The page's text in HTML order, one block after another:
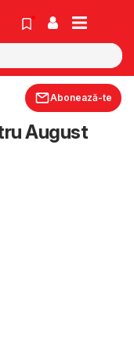
Abonează-te
August